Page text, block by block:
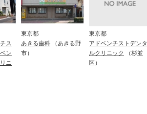
ス
ン
ニ
東京都
あきる歯科
（あきる野
市）
東京都
アドベンチストデンタ
ルクリニック
（杉並
区）